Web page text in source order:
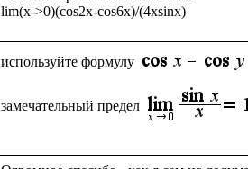
используйте формулу
замечательный предел